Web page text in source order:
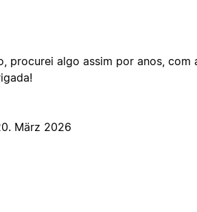
procurei algo assim por anos,
März 2026